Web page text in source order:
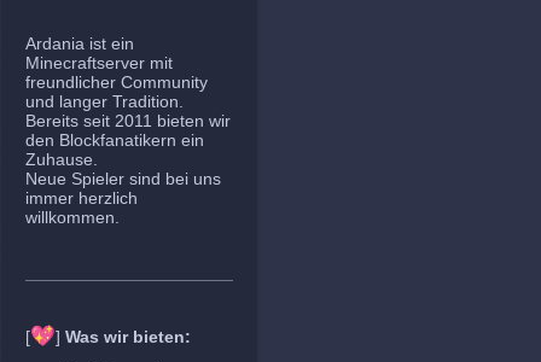
Ardania ist ein
Minecraftserver mit
freundlicher Community
und langer Tradition.
Bereits seit 2011 bieten wir
den Blockfanatikern ein
Zuhause.
Neue Spieler sind bei uns
immer herzlich
willkommen.
[💖] Was wir bieten: